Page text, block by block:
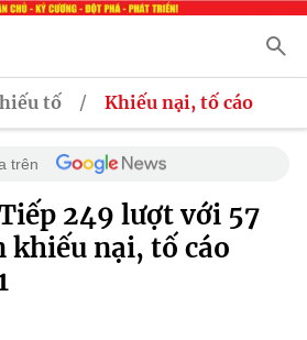
tố / Khiếu nại, tố cáo
trên
249 lượt với 57
khiếu nại, tố cáo